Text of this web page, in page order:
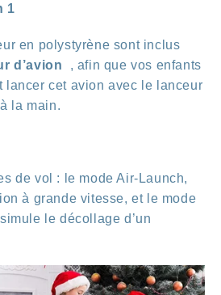
1
en polystyrène sont inclus
d’avion
, afin que vos enfants
lancer cet avion avec le lanceur
la main.
de vol : le mode Air-Launch,
à grande vitesse, et le mode
le décollage d’un